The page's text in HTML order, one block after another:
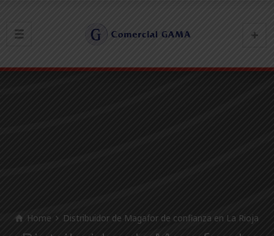
Home Distribuidor de Magafor de confianza en La Rioja